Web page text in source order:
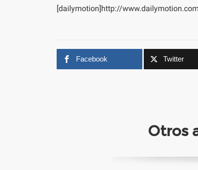
[dailymotion]http://
Facebook Twitter
Otros